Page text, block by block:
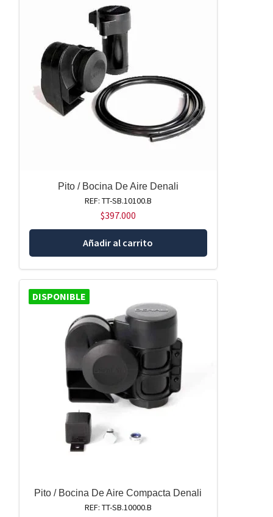
Pito / Bocina De Aire Denali
REF: TT-SB.10100.B
$397.000
Añadir al carrito
DISPONIBLE
Pito / Bocina De Aire Compacta Denali
REF: TT-SB.10000.B